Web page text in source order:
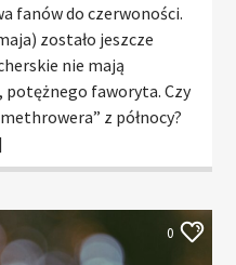
fanów do czerwoności.
zostało jeszcze
nie mają
faworyta. Czy
z północy?
0